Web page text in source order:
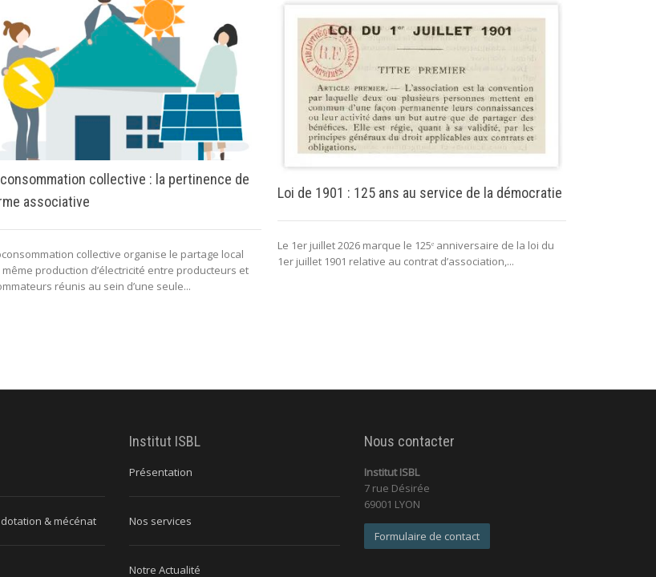
collective : la pertinence de
associative
collective organise le partage local
même production d’électricité entre producteurs et
réunis au sein d’une seule...
Loi de 1901 : 125 ans au service de la démocratie
Le 1er juillet 2026 marque le 125ᵉ anniversaire de la loi du
1er juillet 1901 relative au contrat d’association,...
& mécénat
Institut ISBL
Présentation
Nos services
Notre Actualité
Nous contacter
Institut ISBL
7 rue Désirée
69001 LYON
Formulaire de contact